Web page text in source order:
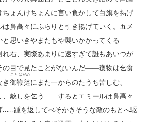
ちょんけちょんに言い負かして白旗を掲げ
鼻高々にふらりと引き揚げていく。五メ
と思いきやまたもや襲いかかってくる――
れ右、実際あまりに速すぎて誰もあいつが
の目で見たことがないんだ――獲物は乞食
き御鞭撻
ことばぜめ
にまた一からのたうち苦しむ、
赦しを乞う――するとエミールは鼻高々
……踵を返してべそかきそうな敵のもとへ駆